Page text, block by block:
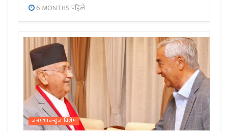
6 MONTHS पहिले
जनप्रभाबन्युज विशेष